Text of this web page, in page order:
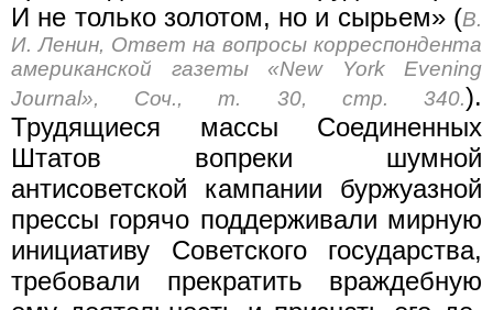
И не только золотом, но и сырьем» (В.
И. Ленин, Ответ на вопросы корреспондента
американской газеты «New York Evening
Journal», Соч., т. 30, стр. 340.).
Трудящиеся массы Соединенных
Штатов вопреки шумной
антисоветской кампании буржуазной
прессы горячо поддерживали мирную
инициативу Советского государства,
требовали прекратить враждебную